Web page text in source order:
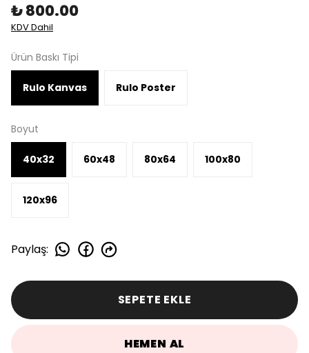
₺ 800.00
KDV Dahil
Ürün Baskı Tipi
Rulo Kanvas Rulo Poster
Boyut
40x32 60x48 80x64 100x80
120x96
Paylaş:
SEPETE EKLE
HEMEN AL